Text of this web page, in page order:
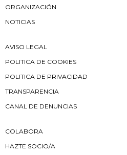
ORGANIZACIÓN
NOTICIAS
AVISO LEGAL
POLITICA DE COOKIES
POLITICA DE PRIVACIDAD
TRANSPARENCIA
CANAL DE DENUNCIAS
COLABORA
HAZTE SOCIO/A